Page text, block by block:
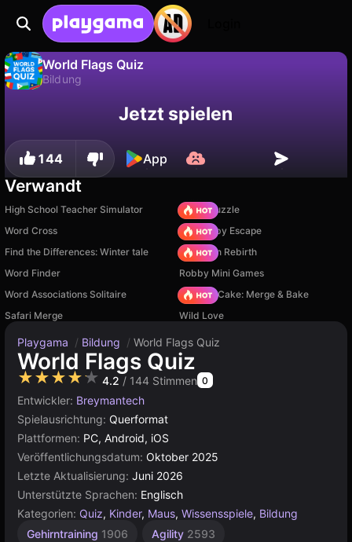
World Flags Quiz
Bildung
speichern!
Nein
Jetzt spielen
144 App
Verwandt
High School Teacher Simulator
Arrow Puzzle
Word Cross
Your Obby Escape
Find the Differences: Winter tale
Stickman Rebirth
Word Finder
Robby Mini Games
Word Associations Solitaire
Piece of Cake: Merge & Bake
Safari Merge
Wild Love
Playgama / Bildung / World Flags Quiz
World Flags Quiz
★★★★★ 4.2 / 144 Stimmen 0
Entwickler: Breymantech
Spielausrichtung: Querformat
Plattformen: PC, Android, iOS
Veröffentlichungsdatum: Oktober 2025
Letzte Aktualisierung: Juni 2026
Unterstützte Sprachen: Englisch
Kategorien: Quiz, Kinder, Maus, Wissensspiele, Bildung
Gehirntraining 1906 Agility 2593